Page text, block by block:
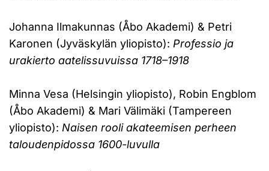
Johanna Ilmakunnas (Åbo Akademi) & Petri
Karonen (Jyväskylän yliopisto): Professio ja
urakierto aatelissuvuissa 1718–1918
Minna Vesa (Helsingin yliopisto), Robin Engblom
(Åbo Akademi) & Mari Välimäki (Tampereen
yliopisto): Naisen rooli akateemisen perheen
taloudenpidossa 1600-luvulla